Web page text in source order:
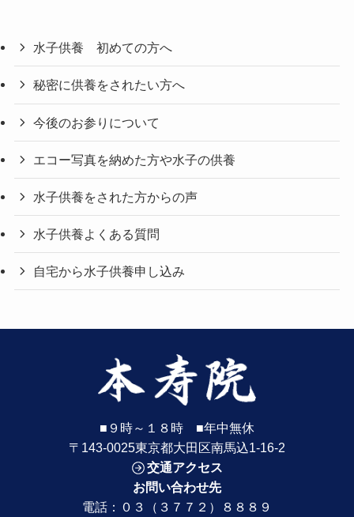
水子供養 初めての方へ
秘密に供養をされたい方へ
今後のお参りについて
エコー写真を納めた方や水子の供養
水子供養をされた方からの声
水子供養よくある質問
自宅から水子供養申し込み
■９時～１８時 ■年中無休
〒143-0025東京都大田区南馬込1-16-2
交通アクセス
お問い合わせ先
電話： ０３（３７７２）８８８９